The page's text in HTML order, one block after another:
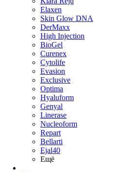
Elaxen
Skin Glow DNA
DerMaxx
High Injection
BioGel
Curenex
Cytolife
Evasion
Exclusive
Optima
Hyaluform
Genyal
Linerase
Nucleoform
Repart
Bellarti
Ejal40
Ещё